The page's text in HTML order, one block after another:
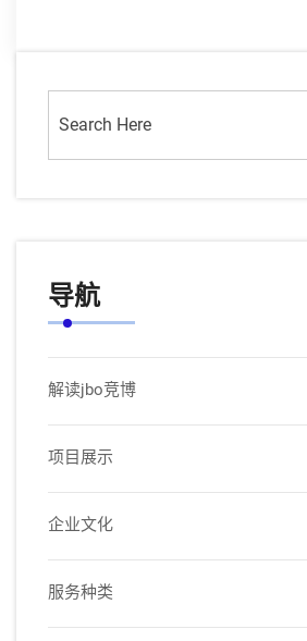
导航
解读jbo竞博
项目展示
企业文化
服务种类